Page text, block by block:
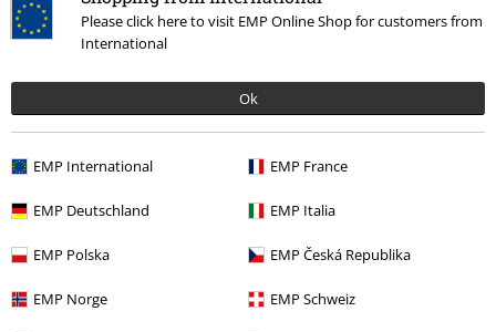
Please click here to visit EMP Online Shop for customers from
International
Ok
EMP International EMP France
EMP Deutschland EMP Italia
EMP Polska EMP Česká Republika
EMP Norge EMP Schweiz
Značky Nemesis Now